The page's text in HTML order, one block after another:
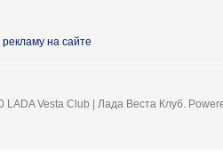
рекламу на сайте
LADA Vesta Club | Лада Веста Клуб.